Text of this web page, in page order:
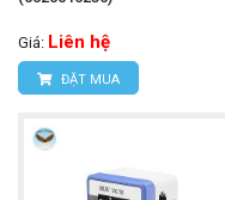
HÙNG NGUYÊN
Giá: Liên hệ
ĐẶT MUA